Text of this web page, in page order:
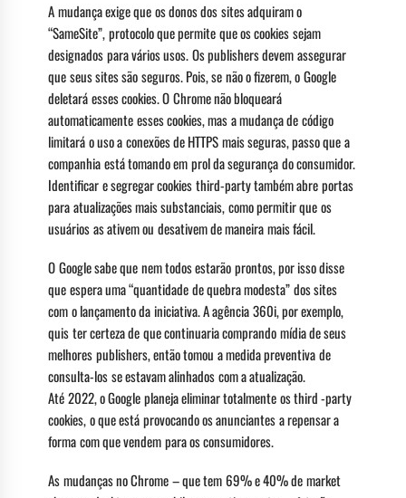
A mudança exige que os donos dos sites adquiram o
“SameSite”, protocolo que permite que os cookies sejam
designados para vários usos. Os publishers devem assegurar
que seus sites são seguros. Pois, se não o fizerem, o Google
deletará esses cookies. O Chrome não bloqueará
automaticamente esses cookies, mas a mudança de código
limitará o uso a conexões de HTTPS mais seguras, passo que a
companhia está tomando em prol da segurança do consumidor.
Identificar e segregar cookies third-party também abre portas
para atualizações mais substanciais, como permitir que os
usuários as ativem ou desativem de maneira mais fácil.
O Google sabe que nem todos estarão prontos, por isso disse
que espera uma “quantidade de quebra modesta” dos sites
com o lançamento da iniciativa. A agência 360i, por exemplo,
quis ter certeza de que continuaria comprando mídia de seus
melhores publishers, então tomou a medida preventiva de
consulta-los se estavam alinhados com a atualização.
Até 2022, o Google planeja eliminar totalmente os third -party
cookies, o que está provocando os anunciantes a repensar a
forma com que vendem para os consumidores.
As mudanças no Chrome – que tem 69% e 40% de market